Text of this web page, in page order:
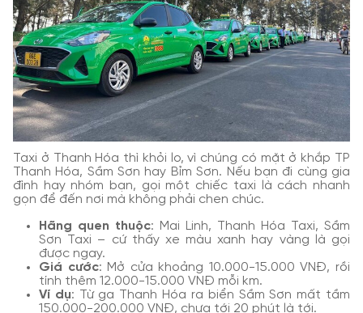
Taxi ở Thanh Hóa thì khỏi lo, vì chúng có mặt ở khắp TP
Thanh Hóa, Sầm Sơn hay Bỉm Sơn. Nếu bạn đi cùng gia
đình hay nhóm bạn, gọi một chiếc taxi là cách nhanh
gọn để đến nơi mà không phải chen chúc.
Hãng quen thuộc: Mai Linh, Thanh Hóa Taxi, Sầm
Sơn Taxi – cứ thấy xe màu xanh hay vàng là gọi
được ngay.
Giá cước: Mở cửa khoảng 10.000-15.000 VNĐ, rồi
tính thêm 12.000-15.000 VNĐ mỗi km.
Ví dụ: Từ ga Thanh Hóa ra biển Sầm Sơn mất tầm
150.000-200.000 VNĐ, chưa tới 20 phút là tới.